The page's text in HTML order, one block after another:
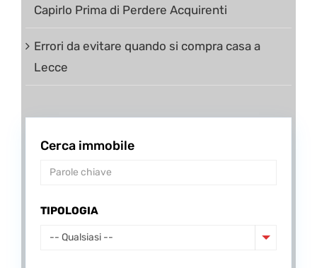
Capirlo Prima di Perdere Acquirenti
Errori da evitare quando si compra casa a
Lecce
Cerca immobile
TIPOLOGIA
-- Qualsiasi --